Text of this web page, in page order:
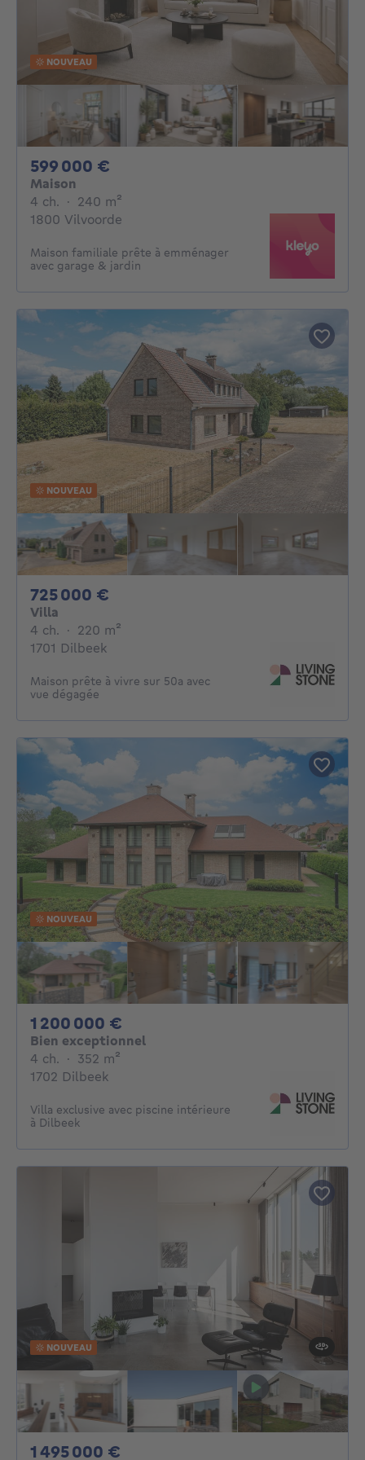
NOUVEAU
599 000 €
Maison
4 ch. 4 chambres
· 240 m²
1800 Vilvoorde
Maison familiale prête à emménager
avec garage & jardin
NOUVEAU
725 000 €
Villa
4 ch. 4 chambres
· 220 m²
1701 Dilbeek
Maison prête à vivre sur 50a avec
vue dégagée
NOUVEAU
1 200 000 €
Bien exceptionnel
4 ch. 4 chambres
· 352 m²
1702 Dilbeek
Villa exclusive avec piscine intérieure
à Dilbeek
NOUVEAU
1 495 000 €